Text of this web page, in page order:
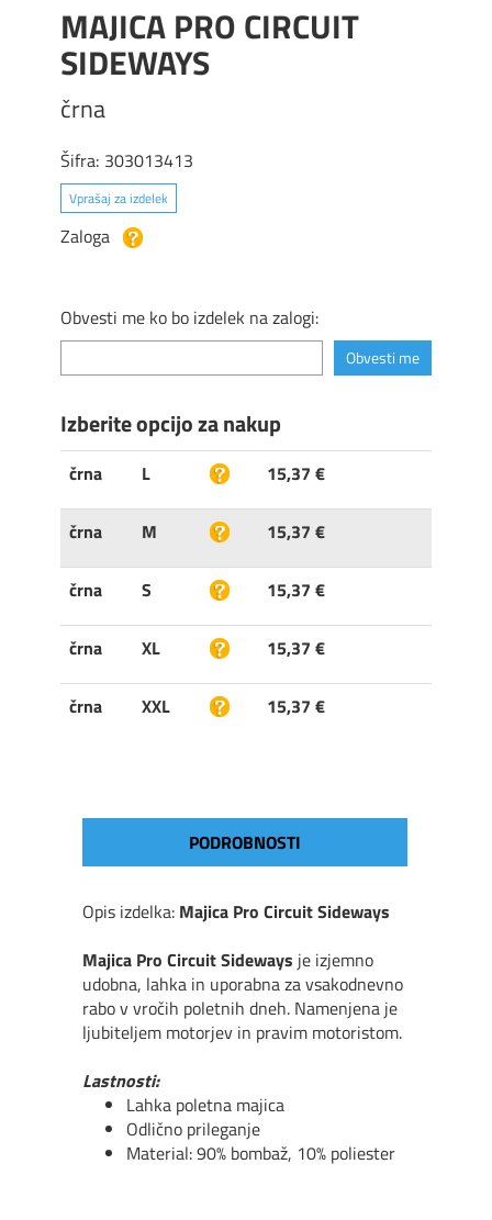
MAJICA PRO CIRCUIT
SIDEWAYS
črna
Šifra: 303013413
Vprašaj za izdelek
Zaloga
Obvesti me ko bo izdelek na zalogi:
Izberite opcijo za nakup
črna L 15,37 €
črna M 15,37 €
črna S 15,37 €
črna XL 15,37 €
črna XXL 15,37 €
PODROBNOSTI
Opis izdelka: Majica Pro Circuit Sideways
Majica Pro Circuit Sideways je izjemno
udobna, lahka in uporabna za vsakodnevno
rabo v vročih poletnih dneh. Namenjena je
ljubiteljem motorjev in pravim motoristom.
Lastnosti:
Lahka poletna majica
Odlično prileganje
Material: 90% bombaž, 10% poliester